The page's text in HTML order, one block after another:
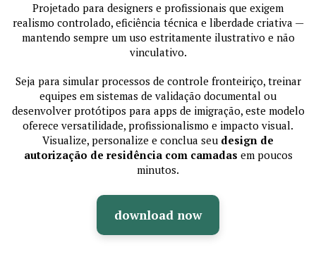
Projetado para designers e profissionais que exigem
realismo controlado, eficiência técnica e liberdade criativa —
mantendo sempre um uso estritamente ilustrativo e não
vinculativo.
Seja para simular processos de controle fronteiriço, treinar
equipes em sistemas de validação documental ou
desenvolver protótipos para apps de imigração, este modelo
oferece versatilidade, profissionalismo e impacto visual.
Visualize, personalize e conclua seu design de
autorização de residência com camadas em poucos
minutos.
download now